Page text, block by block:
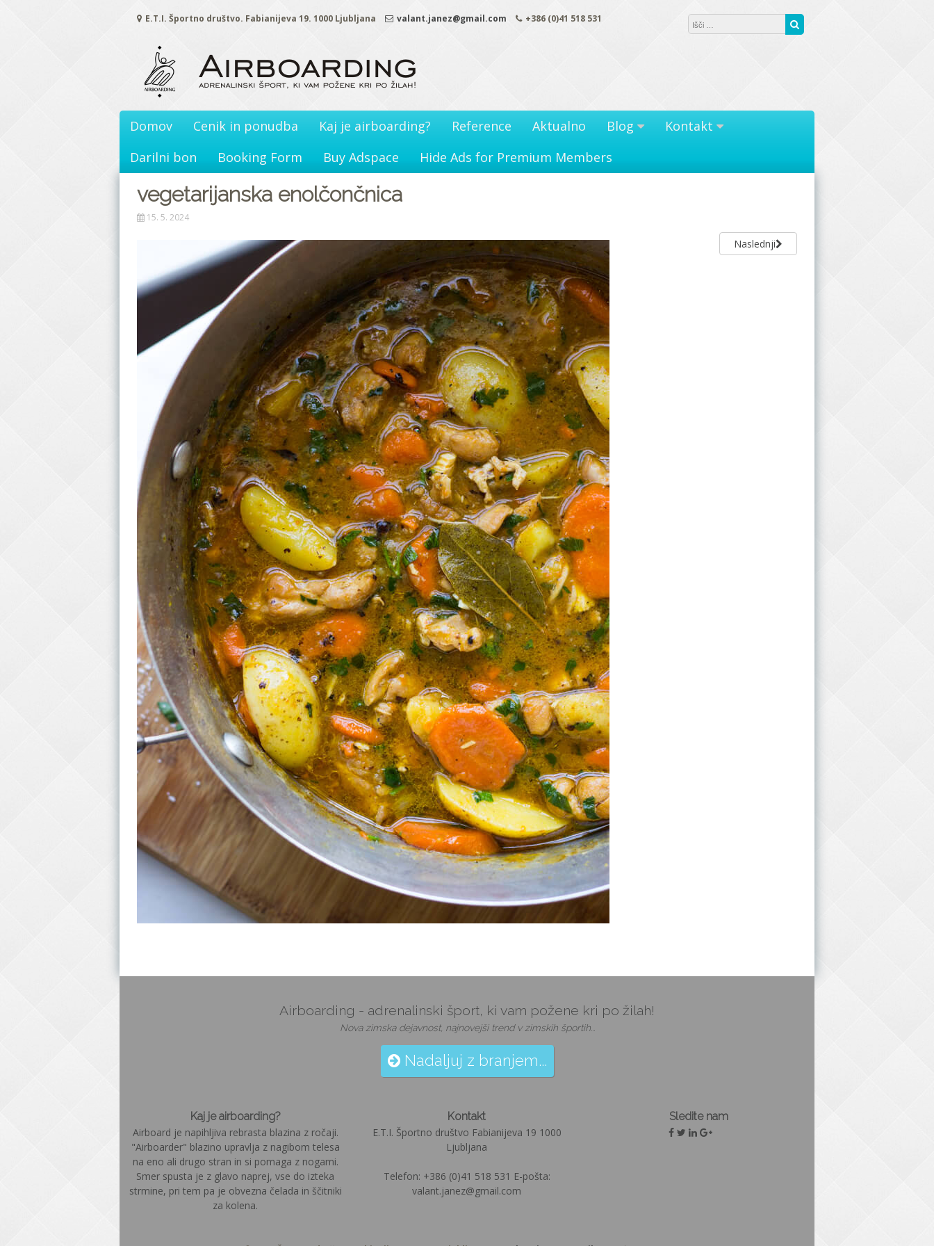
E.T.I. Športno društvo. Fabianijeva 19. 1000 Ljubljana valant.janez@gmail.com +386 (0)41 518 531
Domov Cenik in ponudba Kaj je airboarding? Reference Aktualno Blog
Kontakt
Darilni bon
Booking Form Buy Adspace Hide Ads for Premium Members
vegetarijanska enolčončnica
15. 5. 2024
Naslednji
Airboarding - adrenalinski šport, ki vam požene kri po žilah!
Nova zimska dejavnost, najnovejši trend v zimskih športih...
Nadaljuj z branjem...
Kaj je airboarding?
Airboard je napihljiva rebrasta blazina z ročaji.
"Airboarder" blazino upravlja z nagibom telesa
na eno ali drugo stran in si pomaga z nogami.
Smer spusta je z glavo naprej, vse do izteka
strmine, pri tem pa je obvezna čelada in ščitniki
za kolena.
Kontakt
E.T.I. Športno društvo Fabianijeva 19 1000
Ljubljana
Telefon: +386 (0)41 518 531 E-pošta:
valant.janez@gmail.com
Sledite nam